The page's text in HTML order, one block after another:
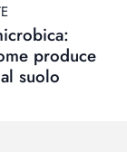
produce
suolo